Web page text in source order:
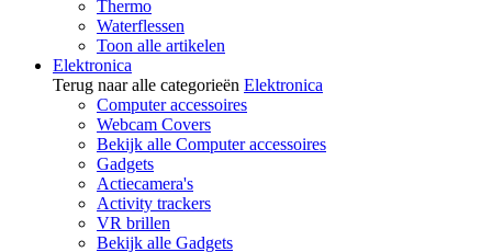
Thermo
Waterflessen
Toon alle artikelen
Elektronica
Terug naar alle categorieën Elektronica
Computer accessoires
Webcam Covers
Bekijk alle Computer accessoires
Gadgets
Actiecamera's
Activity trackers
VR brillen
Bekijk alle Gadgets